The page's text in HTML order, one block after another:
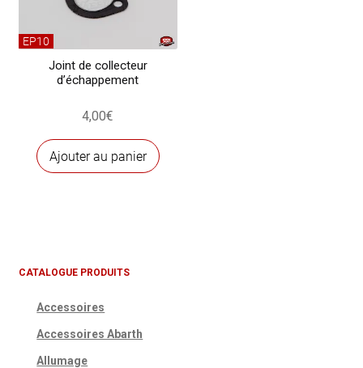
EP10
Joint de collecteur
d’échappement
4,00€
Ajouter au panier
CATALOGUE PRODUITS
Accessoires
Accessoires Abarth
Allumage